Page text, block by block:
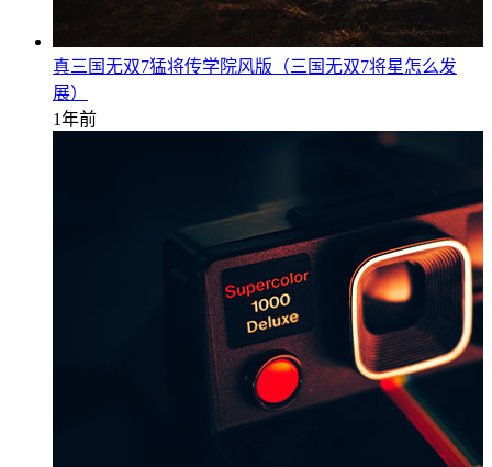
真三国无双7猛将传学院风版（三国无双7将星怎么发
展）
1年前